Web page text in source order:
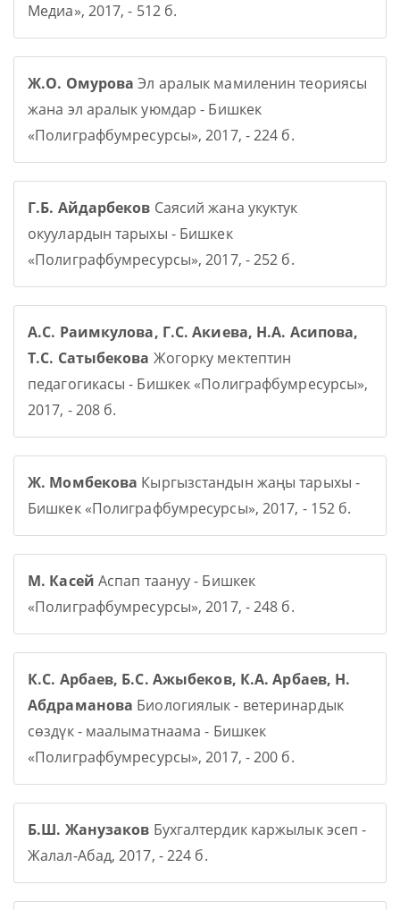
Медиа», 2017, - 512 б.
Ж.О. Омурова Эл аралык мамиленин теориясы
жана эл аралык уюмдар - Бишкек
«Полиграфбумресурсы», 2017, - 224 б.
Г.Б. Айдарбеков Саясий жана укуктук
окуулардын тарыхы - Бишкек
«Полиграфбумресурсы», 2017, - 252 б.
А.С. Раимкулова, Г.С. Акиева, Н.А. Асипова,
Т.С. Сатыбекова Жогорку мектептин
педагогикасы - Бишкек «Полиграфбумресурсы»,
2017, - 208 б.
Ж. Момбекова Кыргызстандын жаңы тарыхы -
Бишкек «Полиграфбумресурсы», 2017, - 152 б.
М. Касей Аспап таануу - Бишкек
«Полиграфбумресурсы», 2017, - 248 б.
К.С. Арбаев, Б.С. Ажыбеков, К.А. Арбаев, Н.
Абдраманова Биологиялык - ветеринардык
сөздүк - маалыматнаама - Бишкек
«Полиграфбумресурсы», 2017, - 200 б.
Б.Ш. Жанузаков Бухгалтердик каржылык эсеп -
Жалал-Абад, 2017, - 224 б.